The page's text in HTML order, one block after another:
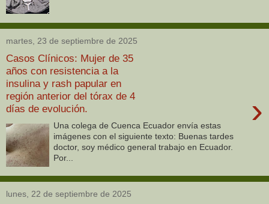
martes, 23 de septiembre de 2025
Casos Clínicos: Mujer de 35
años con resistencia a la
insulina y rash papular en
región anterior del tórax de 4
días de evolución.
›
Una colega de Cuenca Ecuador envía estas
imágenes con el siguiente texto: Buenas tardes
doctor, soy médico general trabajo en Ecuador.
Por...
lunes, 22 de septiembre de 2025